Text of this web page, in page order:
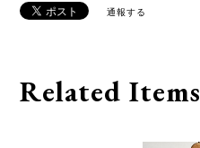
通報する
Related Items